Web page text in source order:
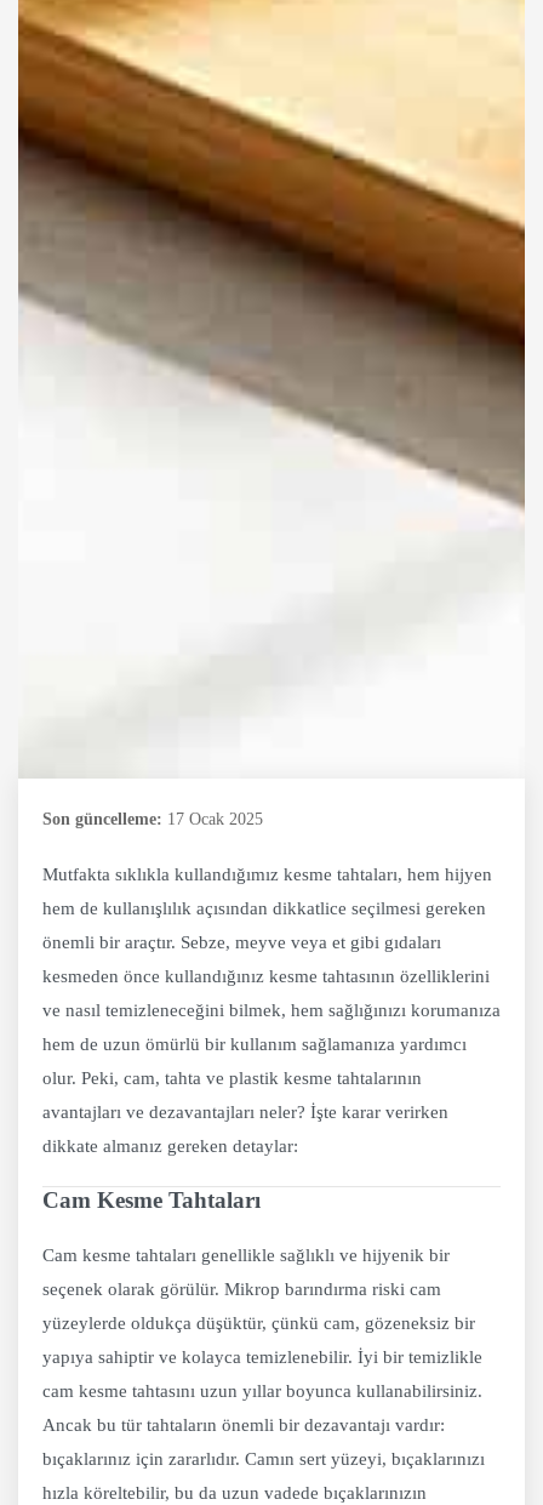
Son güncelleme: 17 Ocak 2025
Mutfakta sıklıkla kullandığımız kesme tahtaları, hem hijyen
hem de kullanışlılık açısından dikkatlice seçilmesi gereken
önemli bir araçtır. Sebze, meyve veya et gibi gıdaları
kesmeden önce kullandığınız kesme tahtasının özelliklerini
ve nasıl temizleneceğini bilmek, hem sağlığınızı korumanıza
hem de uzun ömürlü bir kullanım sağlamanıza yardımcı
olur. Peki, cam, tahta ve plastik kesme tahtalarının
avantajları ve dezavantajları neler? İşte karar verirken
dikkate almanız gereken detaylar:
Cam Kesme Tahtaları
Cam kesme tahtaları genellikle sağlıklı ve hijyenik bir
seçenek olarak görülür. Mikrop barındırma riski cam
yüzeylerde oldukça düşüktür, çünkü cam, gözeneksiz bir
yapıya sahiptir ve kolayca temizlenebilir. İyi bir temizlikle
cam kesme tahtasını uzun yıllar boyunca kullanabilirsiniz.
Ancak bu tür tahtaların önemli bir dezavantajı vardır:
bıçaklarınız için zararlıdır. Camın sert yüzeyi, bıçaklarınızı
hızla köreltebilir, bu da uzun vadede bıçaklarınızın